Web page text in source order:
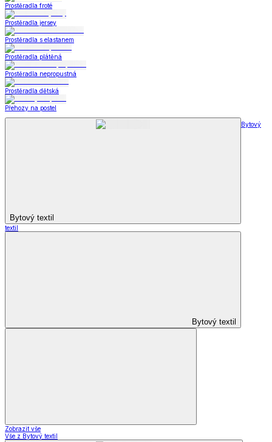
Prostěradla froté
Prostěradla jersey
Prostěradla s elastanem
Prostěradla plátěná
Prostěradla nepropustná
Prostěradla dětská
Přehozy na postel
Bytový textil
Bytový
textil
Bytový textil
Zobrazit vše
Vše z Bytový textil